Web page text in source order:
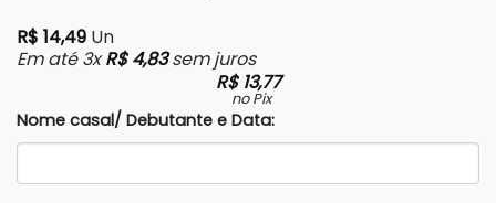
R$ 14,49 Un
Em até 3xR$4,83sem juros
R$13,77
no Pix
Nome casal/ Debutante e Data: